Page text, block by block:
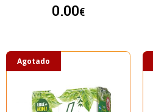
0.00€
Agotado